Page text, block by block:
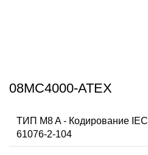
08MC4000-ATEX
ТИП M8 A - Кодирование IEC
61076-2-104